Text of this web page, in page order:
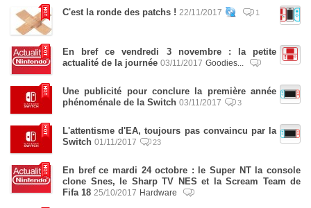
C'est la ronde des patchs ! 22/11/2017 1
En bref ce vendredi 3 novembre : la petite
actualité de la journée 03/11/2017 Goodies...
Une publicité pour conclure la première année
phénoménale de la Switch 03/11/2017 3
L'attentisme d'EA, toujours pas convaincu par la
Switch 01/11/2017 23
En bref ce mardi 24 octobre : le Super NT la console
clone Snes, le Sharp TV NES et la Scream Team de
Fifa 18 25/10/2017 Hardware